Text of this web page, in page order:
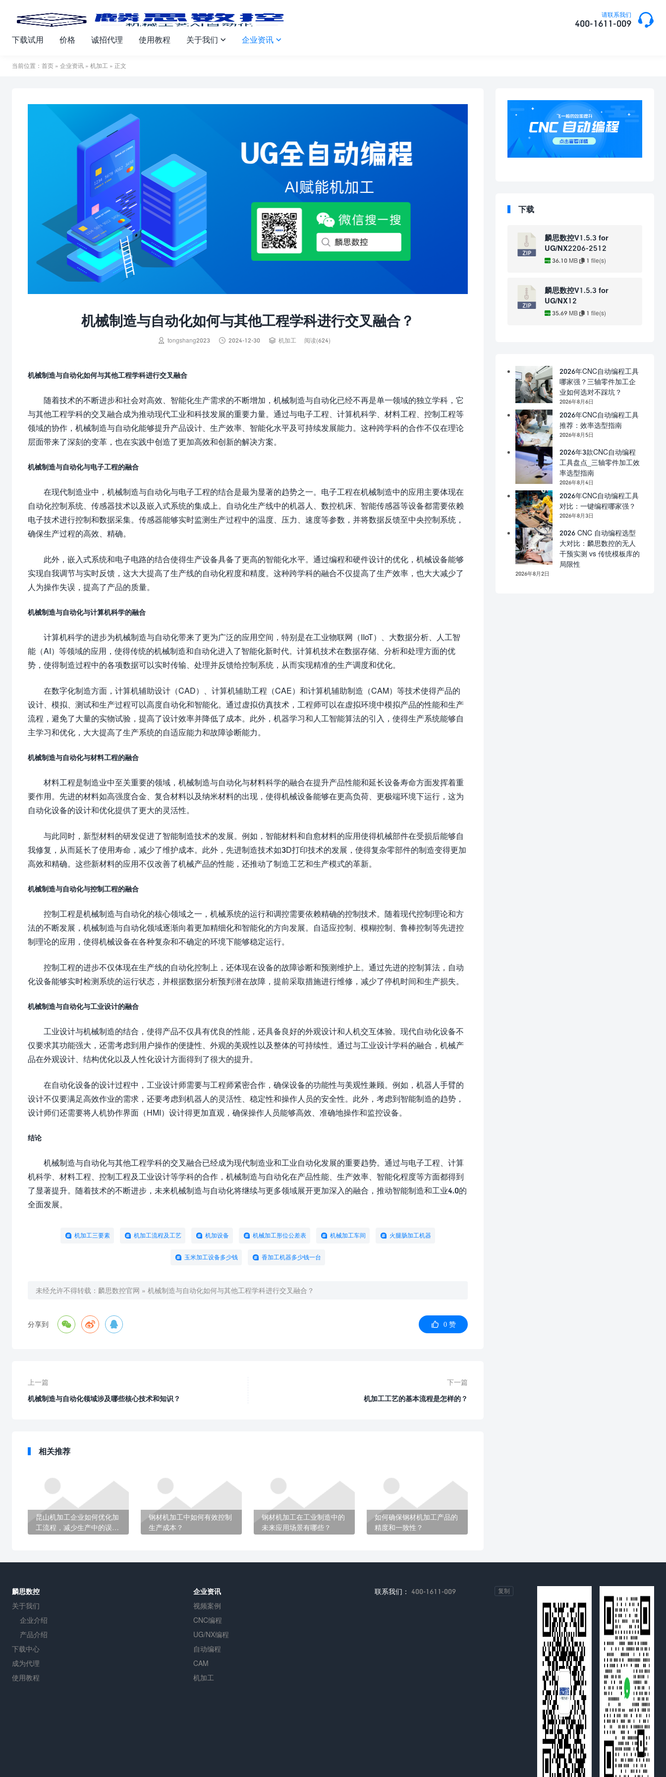
请联系我们
400-1611-009 
下载试用 价格 诚招代理 使用教程 关于我们  企业资讯 
当前位置： 首页 » 企业资讯 » 机加工 » 正文
机械制造与自动化如何与其他工程学科进行交叉融合？
 tongshang2023  2024-12-30  机加工 阅读(624)
机械制造与自动化如何与其他工程学科进行交叉融合
随着技术的不断进步和社会对高效、智能化生产需求的不断增加，机械制造与自动化已经不再是单一领域的独立学科，它
与其他工程学科的交叉融合成为推动现代工业和科技发展的重要力量。通过与电子工程、计算机科学、材料工程、控制工程等
领域的协作，机械制造与自动化能够提升产品设计、生产效率、智能化水平及可持续发展能力。这种跨学科的合作不仅在理论
层面带来了深刻的变革，也在实践中创造了更加高效和创新的解决方案。
机械制造与自动化与电子工程的融合
在现代制造业中，机械制造与自动化与电子工程的结合是最为显著的趋势之一。电子工程在机械制造中的应用主要体现在
自动化控制系统、传感器技术以及嵌入式系统的集成上。自动化生产线中的机器人、数控机床、智能传感器等设备都需要依赖
电子技术进行控制和数据采集。传感器能够实时监测生产过程中的温度、压力、速度等参数，并将数据反馈至中央控制系统，
确保生产过程的高效、精确。
此外，嵌入式系统和电子电路的结合使得生产设备具备了更高的智能化水平。通过编程和硬件设计的优化，机械设备能够
实现自我调节与实时反馈，这大大提高了生产线的自动化程度和精度。这种跨学科的融合不仅提高了生产效率，也大大减少了
人为操作失误，提高了产品的质量。
机械制造与自动化与计算机科学的融合
计算机科学的进步为机械制造与自动化带来了更为广泛的应用空间，特别是在工业物联网（IIoT）、大数据分析、人工智
能（AI）等领域的应用，使得传统的机械制造和自动化进入了智能化新时代。计算机技术在数据存储、分析和处理方面的优
势，使得制造过程中的各项数据可以实时传输、处理并反馈给控制系统，从而实现精准的生产调度和优化。
在数字化制造方面，计算机辅助设计（CAD）、计算机辅助工程（CAE）和计算机辅助制造（CAM）等技术使得产品的
设计、模拟、测试和生产过程可以高度自动化和智能化。通过虚拟仿真技术，工程师可以在虚拟环境中模拟产品的性能和生产
流程，避免了大量的实物试验，提高了设计效率并降低了成本。此外，机器学习和人工智能算法的引入，使得生产系统能够自
主学习和优化，大大提高了生产系统的自适应能力和故障诊断能力。
机械制造与自动化与材料工程的融合
材料工程是制造业中至关重要的领域，机械制造与自动化与材料科学的融合在提升产品性能和延长设备寿命方面发挥着重
要作用。先进的材料如高强度合金、复合材料以及纳米材料的出现，使得机械设备能够在更高负荷、更极端环境下运行，这为
自动化设备的设计和优化提供了更大的灵活性。
与此同时，新型材料的研发促进了智能制造技术的发展。例如，智能材料和自愈材料的应用使得机械部件在受损后能够自
我修复，从而延长了使用寿命，减少了维护成本。此外，先进制造技术如3D打印技术的发展，使得复杂零部件的制造变得更加
高效和精确。这些新材料的应用不仅改善了机械产品的性能，还推动了制造工艺和生产模式的革新。
机械制造与自动化与控制工程的融合
控制工程是机械制造与自动化的核心领域之一，机械系统的运行和调控需要依赖精确的控制技术。随着现代控制理论和方
法的不断发展，机械制造与自动化领域逐渐向着更加精细化和智能化的方向发展。自适应控制、模糊控制、鲁棒控制等先进控
制理论的应用，使得机械设备在各种复杂和不确定的环境下能够稳定运行。
控制工程的进步不仅体现在生产线的自动化控制上，还体现在设备的故障诊断和预测维护上。通过先进的控制算法，自动
化设备能够实时检测系统的运行状态，并根据数据分析预判潜在故障，提前采取措施进行维修，减少了停机时间和生产损失。
机械制造与自动化与工业设计的融合
工业设计与机械制造的结合，使得产品不仅具有优良的性能，还具备良好的外观设计和人机交互体验。现代自动化设备不
仅要求其功能强大，还需考虑到用户操作的便捷性、外观的美观性以及整体的可持续性。通过与工业设计学科的融合，机械产
品在外观设计、结构优化以及人性化设计方面得到了很大的提升。
在自动化设备的设计过程中，工业设计师需要与工程师紧密合作，确保设备的功能性与美观性兼顾。例如，机器人手臂的
设计不仅要满足高效作业的需求，还要考虑到机器人的灵活性、稳定性和操作人员的安全性。此外，考虑到智能制造的趋势，
设计师们还需要将人机协作界面（HMI）设计得更加直观，确保操作人员能够高效、准确地操作和监控设备。
结论
机械制造与自动化与其他工程学科的交叉融合已经成为现代制造业和工业自动化发展的重要趋势。通过与电子工程、计算
机科学、材料工程、控制工程及工业设计等学科的合作，机械制造与自动化在产品性能、生产效率、智能化程度等方面都得到
了显著提升。随着技术的不断进步，未来机械制造与自动化将继续与更多领域展开更加深入的融合，推动智能制造和工业4.0的
全面发展。
机加工三要素 机加工流程及工艺 机加设备 机械加工形位公差表 机械加工车间 火腿肠加工机器
玉米加工设备多少钱 香加工机器多少钱一台
未经允许不得转载： 麟思数控官网 » 机械制造与自动化如何与其他工程学科进行交叉融合？
分享到     0 赞
上一篇
机械制造与自动化领域涉及哪些核心技术和知识？
下一篇
机加工工艺的基本流程是怎样的？
相关推荐
昆山机加工企业如何优化加
工流程，减少生产中的误
钢材机加工中如何有效控制
生产成本？
钢材机加工在工业制造中的
未来应用场景有哪些？
如何确保钢材机加工产品的
精度和一致性？
下载
麟思数控V1.5.3 for
UG/NX2206-2512
36.10 MB 1 file(s)
麟思数控V1.5.3 for
UG/NX12
35.69 MB 1 file(s)
2026年CNC自动编程工具
哪家强？三轴零件加工企
业如何选对不踩坑？
2026年8月6日
2026年CNC自动编程工具
推荐：效率选型指南
2026年8月5日
2026年3款CNC自动编程
工具盘点_三轴零件加工效
率选型指南
2026年8月4日
2026年CNC自动编程工具
对比：一键编程哪家强？
2026年8月3日
2026 CNC 自动编程选型
大对比：麟思数控的无人
干预实测 vs 传统模板库的
局限性
2026年8月2日
麟思数控
关于我们
企业介绍
产品介绍
下载中心
成为代理
使用教程
企业资讯
视频案例
CNC编程
UG/NX编程
自动编程
CAM
机加工
联系我们： 400-1611-009 复制